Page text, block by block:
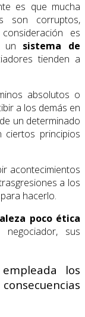
es que mucha
son corruptos,
es
un sistema de
tienden a
absolutos o
a los demás en
un determinado
ciertos principios
acontecimientos
a los
hacerlo.
poco ética
sus
los